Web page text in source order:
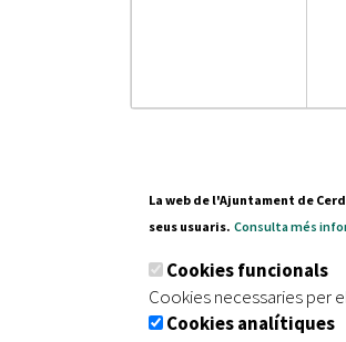
La web de l'Ajuntament de
seus usuaris. Consulta més
Cookies funcionals
Cookies necessaries per
Cookies analítiques